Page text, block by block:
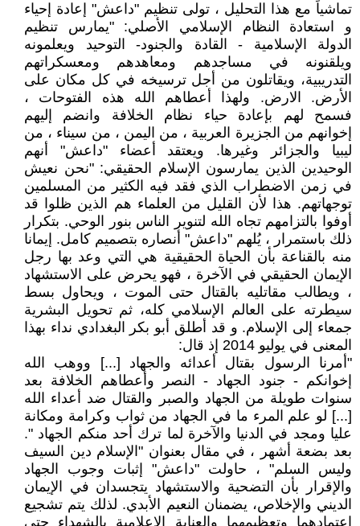
تماشياً مع هذا التحليل ، تولى تنظيم "داعش" إعادة إحياء
و استعادة النظام الإسلامي الأصلي: "يمارس تنظيم
الدولة الإسلامية - القادة والجنود- التوحيد ويعلمونه
ويلقنونه في مساجدهم ومعاهدهم ومعسكراتهم
التدريبية، ويقاتلون من أجل ترسيخه في كل مكان على
الأرض. الارض. ولهذا أعطاهم الله هذه الفتوحات ،
فسمح لهم بإعادة حياء نظام الخلافة وانضم إليهم
إخوانهم من الجزيرة العربية ، من اليمن ، من سيناء ، من
ليبيا والجزائر وغيرها. ويعتقد أعضاء "داعش" أنهم
الوحيدين الذين يمارسون الإسلام الحقيقي: "نحن نعيش
في زمن الاضطراب الذي فقد فيه الكثير من المسلمين
توجهاتهم. هذا لأن القليل من العلماء هم الذين ظلوا قد
أوفوا بالتزامهم تجاه الله لتنوير الناس بنور الوحي. بتكرار
ذلك باستمرار ، يُلهم "داعش" أنصاره بتصميم كامل. إيمانا
منه بالقناعة بأن الحياة الحقيقية هي التي وعد بها رجل
الإيمان الحقيقي في الآخرة ، فهو يحرض على الاستشهاد
، ويطالب مقاتليه بالقتال حتى الموت ، ويحاول بسط
سيطرته على العالم الإسلامي كله، ثم تحويل البشرية
جمعاء إلى الإسلام. و قد أطلق أبو بكر البغدادي نداء بهذا
المعنى في يوليو 2014 إذ قال:
"أمرنا الرسول بقتال أعدائه والجهاد [...] ووهب الله
إخوانكم - جنود الجهاد - النصر وأعطاهم الخلافة بعد
سنوات طويلة من الجهاد والصبر والقتال ضد أعداء الله
[...] لو علم المرء ما في الجهاد من ثواب وكرامة ومكانة
عليا ومجد في الدنيا والآخرة لما ترك أحد منكم الجهاد ".
بعد بضعة أشهر ، في مقال بعنوان "الإسلام دين السيف
وليس السلم" ، حاولت "داعش" إثبات وجوب الجهاد
والإقرار بأن التضحية والاستشهاد يتجسدان في الإيمان
الديني والإخلاص، يضمنان النعيم الأبدي. لذلك يتم تشجيع
اعتمادهما وتعظيمهما والعناية الإعلامية بالشهداء حتى